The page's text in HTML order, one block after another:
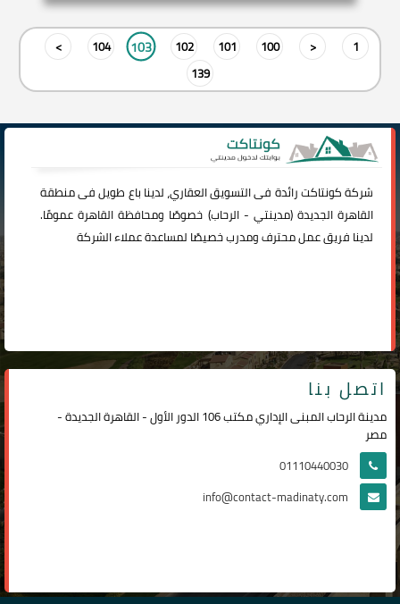
1
<
100
101
102
103
104
>
139
شركةكونتاكترائدة فى التسويق العقاري، لدينا باع طويل فى منطقة
القاهرة الجديدة (مدينتي -الرحاب) خصوصًا ومحافظة القاهرة عمومًا.
لدينا فريق عمل محترف ومدرب خصيصًا لمساعدة عملاء الشركة
اتصل بنا
مدينة الرحاب المبنى الإداري مكتب 106 الدور الأول - القاهرة الجديدة -
مصر
01110440030
info@contact-madinaty.com